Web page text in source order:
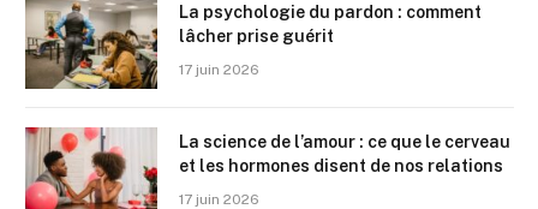
La psychologie du pardon : comment
lâcher prise guérit
17 juin 2026
La science de l’amour : ce que le cerveau
et les hormones disent de nos relations
17 juin 2026